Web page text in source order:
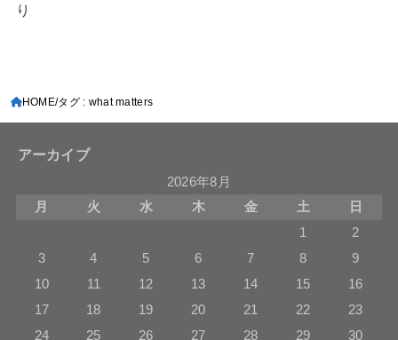
り
HOME タグ : what matters
アーカイブ
2026年8月
月
火 水 木 金 土
日
1
2
3
4 5 6 7 8
9
10
11 12 13 14 15
16
17
18 19 20 21 22
23
24
25 26 27 28 29 30